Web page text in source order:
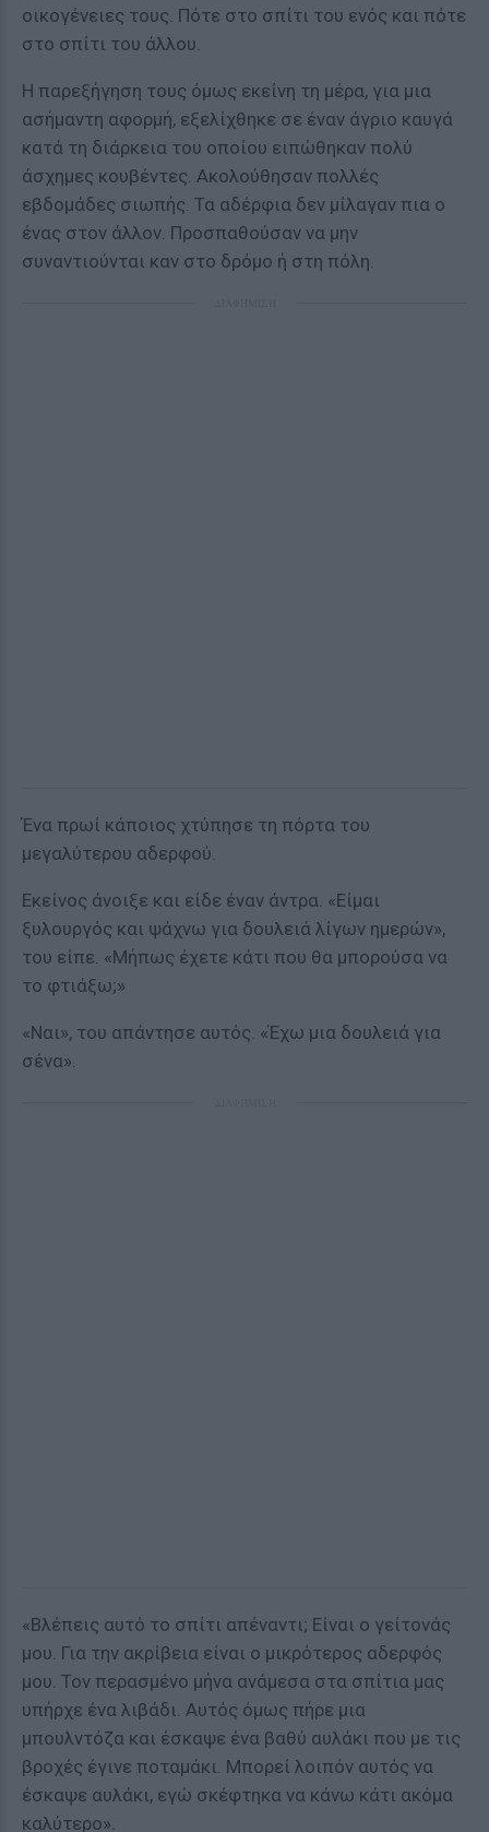
οικογένειες τους. Πότε στο σπίτι του ενός και πότε
στο σπίτι του άλλου.
Η παρεξήγηση τους όμως εκείνη τη μέρα, για μια
ασήμαντη αφορμή, εξελίχθηκε σε έναν άγριο καυγά
κατά τη διάρκεια του οποίου ειπώθηκαν πολύ
άσχημες κουβέντες. Ακολούθησαν πολλές
εβδομάδες σιωπής. Τα αδέρφια δεν μίλαγαν πια ο
ένας στον άλλον. Προσπαθούσαν να μην
συναντιούνται καν στο δρόμο ή στη πόλη.
Ένα πρωί κάποιος χτύπησε τη πόρτα του
μεγαλύτερου αδερφού.
Εκείνος άνοιξε και είδε έναν άντρα. «Είμαι
ξυλουργός και ψάχνω για δουλειά λίγων ημερών»,
του είπε. «Μήπως έχετε κάτι που θα μπορούσα να
το φτιάξω;»
«Ναι», του απάντησε αυτός. «Έχω μια δουλειά για
σένα».
«Βλέπεις αυτό το σπίτι απέναντι; Είναι ο γείτονάς
μου. Για την ακρίβεια είναι ο μικρότερος αδερφός
μου. Τον περασμένο μήνα ανάμεσα στα σπίτια μας
υπήρχε ένα λιβάδι. Αυτός όμως πήρε μια
μπουλντόζα και έσκαψε ένα βαθύ αυλάκι που με τις
βροχές έγινε ποταμάκι. Μπορεί λοιπόν αυτός να
έσκαψε αυλάκι, εγώ σκέφτηκα να κάνω κάτι ακόμα
καλύτερο».